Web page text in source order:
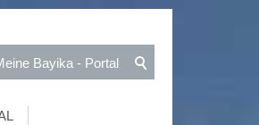
Bayika - Portal